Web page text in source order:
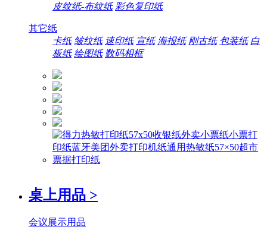
皮纹纸-布纹纸 彩色复印纸
其它纸
卡纸 皱纹纸 速印纸 宣纸 海报纸 刚古纸 包装纸 白
板纸 绘图纸 数码相框
桌上用品 >
会议展示用品